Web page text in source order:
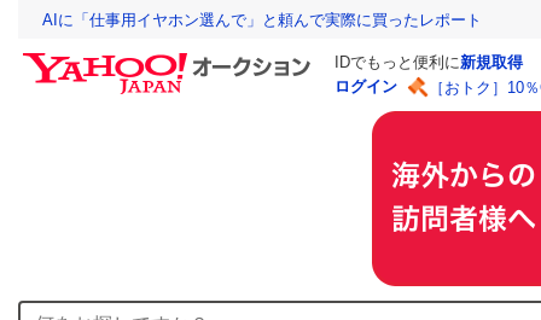
AIに「仕事用イヤホン選んで」と頼んで実際に買ったレポート
IDでもっと便利に新規取得
ログイン
［おトク］10